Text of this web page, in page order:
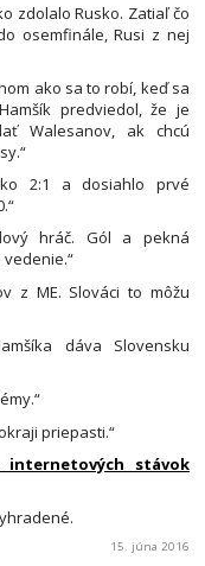
zdolalo Rusko. Zatiaľ čo
osemfinále, Rusi z nej
ako sa to robí, keď sa
predviedol, že je
Walesanov, ak chcú
2:1 a dosiahlo prvé
hráč. Gól a pekná
z ME. Slováci to môžu
dáva Slovensku
priepasti.“
internetových stávok
15. júna 2016